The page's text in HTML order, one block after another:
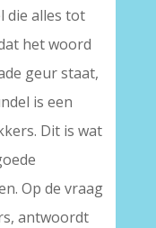
die alles tot
het woord
geur staat,
is een
Dit is wat
Op de vraag
antwoordt